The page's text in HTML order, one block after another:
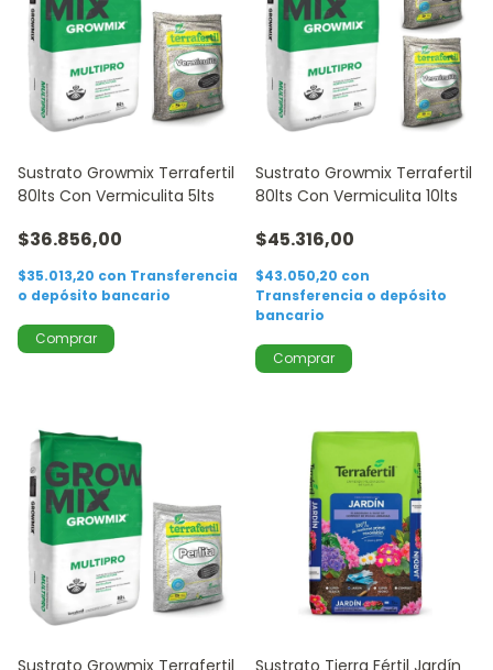
Sustrato Growmix Terrafertil
80lts Con Vermiculita 5lts
$36.856,00
$35.013,20 con Transferencia
o depósito bancario
Sustrato Growmix Terrafertil
80lts Con Vermiculita 10lts
$45.316,00
$43.050,20 con
Transferencia o depósito
bancario
Sustrato Growmix Terrafertil Sustrato Tierra Fértil Jardín